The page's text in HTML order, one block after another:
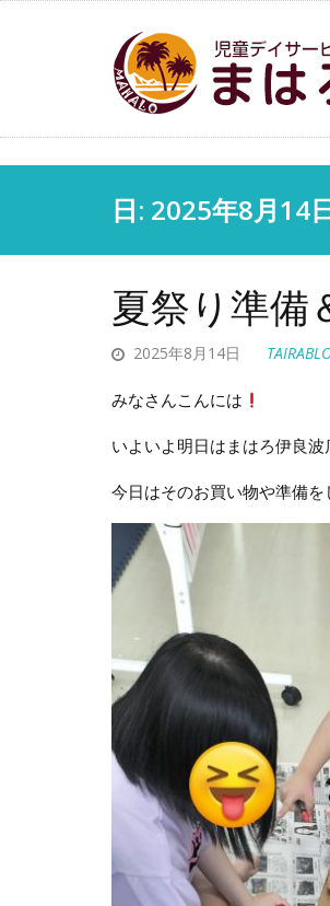
日: 2025年8月14
夏祭り準備
2025年8月14日
みなさんこんには
いよいよ明日はまはろ伊良
今日はそのお買い物や準備を